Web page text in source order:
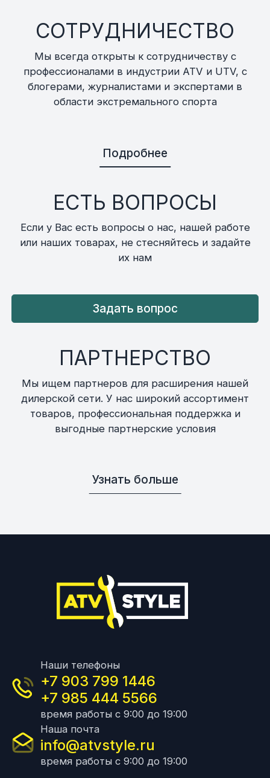
СОТРУДНИЧЕСТВО
Мы всегда открыты к сотрудничеству с
профессионалами в индустрии ATV и UTV, с
блогерами, журналистами и экспертами в
области экстремального спорта
Подробнее
ЕСТЬ ВОПРОСЫ
Если у Вас есть вопросы о нас, нашей работе
или наших товарах, не стесняйтесь и задайте
их нам
Задать вопрос
ПАРТНЕРСТВО
Мы ищем партнеров для расширения нашей
дилерской сети. У нас широкий ассортимент
товаров, профессиональная поддержка и
выгодные партнерские условия
Узнать больше
Наши телефоны
+7 903 799 1446
+7 985 444 5566
время работы с 9:00 до 19:00
Наша почта
info@atvstyle.ru
время работы с 9:00 до 19:00